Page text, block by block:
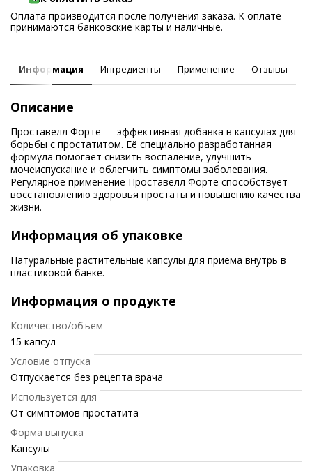
Оплата производится после получения заказа. К оплате
принимаются банковские карты и наличные.
Информация Ингредиенты Применение Отзывы
Описание
Проставелл Форте — эффективная добавка в капсулах для
борьбы с простатитом. Её специально разработанная
формула помогает снизить воспаление, улучшить
мочеиспускание и облегчить симптомы заболевания.
Регулярное применение Проставелл Форте способствует
восстановлению здоровья простаты и повышению качества
жизни.
Информация об упаковке
Натуральные растительные капсулы для приема внутрь в
пластиковой банке.
Информация о продукте
Количество/объем
15 капсул
Условие отпуска
Отпускается без рецепта врача
Используется для
От симптомов простатита
Форма выпуска
Капсулы
Упаковка